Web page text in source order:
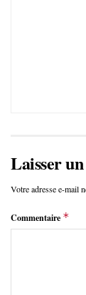
Laisser
Votre adresse e-mail
Commentaire *